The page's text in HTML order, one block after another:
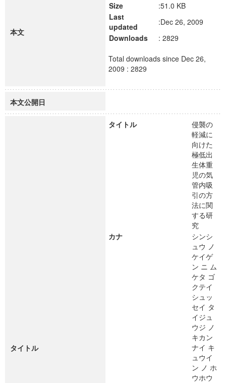
本文
Size
:51.0 KB
Last
updated
:Dec 26, 2009
Downloads
: 2829
Total downloads since Dec 26,
2009 : 2829
本文公開日
タイトル
タイトル
侵襲の
軽減に
向けた
極低出
生体重
児の気
管内吸
引の方
法に関
する研
究
カナ
シンシ
ュウ ノ
ケイゲ
ン ニ ム
ケタ ゴ
クテイ
シュッ
セイ タ
イジュ
ウジ ノ
キカン
ナイ キ
ュウイ
ン ノ ホ
ウホウ